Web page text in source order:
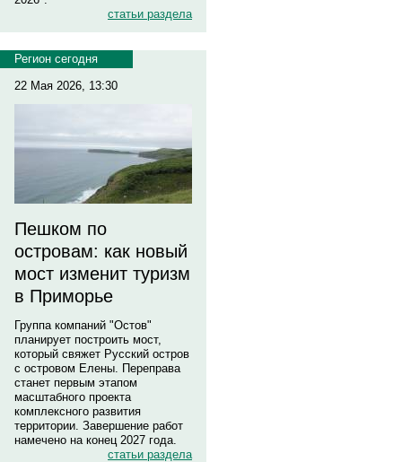
статьи раздела
Регион сегодня
22 Мая 2026, 13:30
Пешком по
островам: как новый
мост изменит туризм
в Приморье
Группа компаний "Остов"
планирует построить мост,
который свяжет Русский остров
с островом Елены. Переправа
станет первым этапом
масштабного проекта
комплексного развития
территории. Завершение работ
намечено на конец 2027 года.
статьи раздела